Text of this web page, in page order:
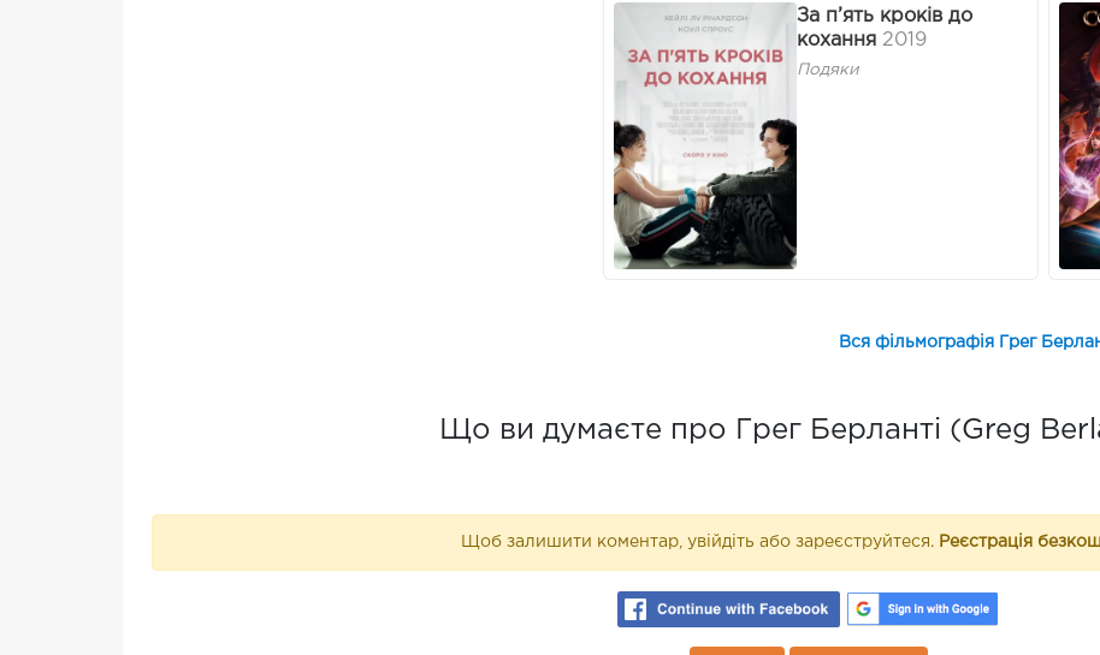
За п’ять кроків до
кохання 2019
Подяки
Вся фільмографія Грег
Що ви думаєте про Грег Берланті (Greg
Щоб залишити коментар, увійдіть або зареєструйтеся. Реєстрація